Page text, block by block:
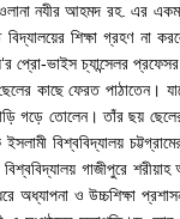
নযীর আহমদ রহ. এর
শিক্ষা গ্রহণ না
প্রো-ভাইস চ্যান্সেলর
কাছে ফেরত পাঠাতেন।
গড়ে তোলেন। তাঁর ছয়
বিশ্ববিদ্যালয়
গাজীপুরে
ও উচ্চশিক্ষা